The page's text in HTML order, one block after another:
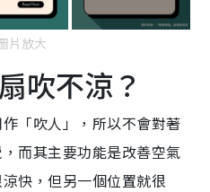
n
g
T
i
m
片放大
吹不涼？
「吹人」，所以不會對著
而其主要功能是改善空氣
快，但另一個位置就很